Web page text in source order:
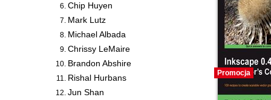
Chip Huyen
Mark Lutz
Michael Albada
Chrissy LeMaire
Brandon Abshire
Rishal Hurbans
Jun Shan
Promocja